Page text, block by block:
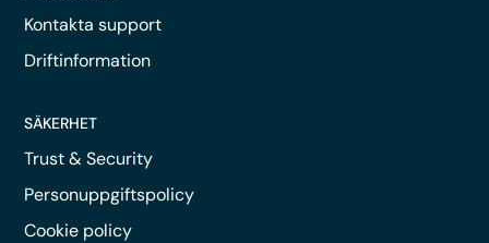
Kontakta support
Driftinformation
SÄKERHET
Trust & Security
Personuppgiftspolicy
Cookie policy